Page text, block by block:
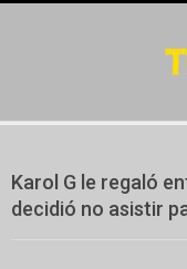
Menu
Karol G le regaló
decidió no asistir